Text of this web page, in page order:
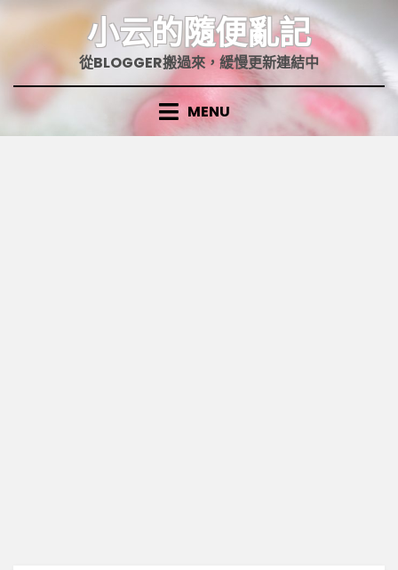
小云的隨便亂記
從BLOGGER搬過來，緩慢更新連結中
MENU